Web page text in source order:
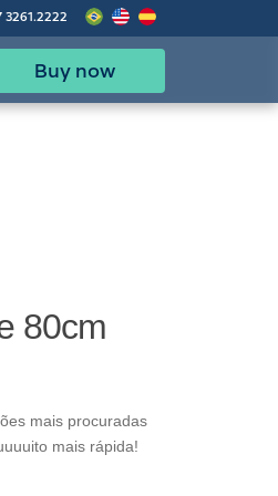
3261.2222
Buy now
80cm
mais procuradas
mais rápida!